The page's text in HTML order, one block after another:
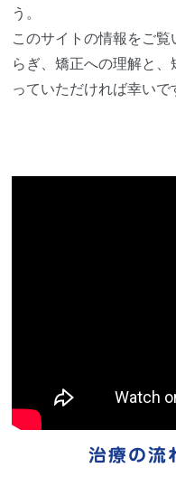
う。
このサイトの情報をご
らぎ、矯正への理解と
っていただければ幸いで
治療の流